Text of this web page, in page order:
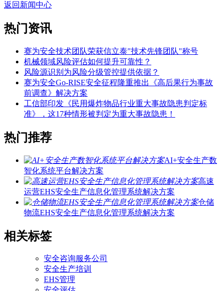
返回新闻中心
热门资讯
赛为安全技术团队荣获信立泰"技术先锋团队"称号
机械领域风险评估如何提升可靠性？
风险源识别为风险分级管控提供依据？
赛为安全Go-RISE安全征程隆重推出《高后果行为事故
前调查》解决方案
工信部印发《民用爆炸物品行业重大事故隐患判定标
准》，这17种情形被判定为重大事故隐患！
热门推荐
AI+安全生产数
智化系统平台解决方案
高速
运营EHS安全生产信息化管理系统解决方案
仓储
物流EHS安全生产信息化管理系统解决方案
相关标签
安全咨询服务公司
安全生产培训
EHS管理